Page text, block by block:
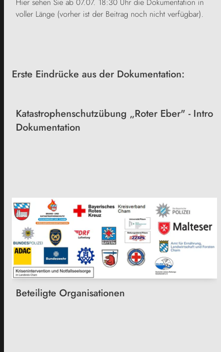
voller Länge (vorher ist der Beitrag noch nicht verfügbar).
Erste Eindrücke aus der Dokumentation:
Katastrophenschutzübung „Roter Eber" - Intro
Dokumentation
Beteiligte Organisationen